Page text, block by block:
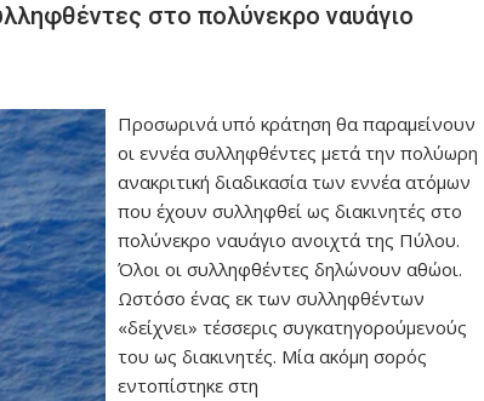
στο πολύνεκρο ναυάγιο
Προσωρινά υπό κράτηση θα παραμείνουν
οι εννέα συλληφθέντες μετά την πολύωρη
ανακριτική διαδικασία των εννέα ατόμων
που έχουν συλληφθεί ως διακινητές στο
πολύνεκρο ναυάγιο ανοιχτά της Πύλου.
Όλοι οι συλληφθέντες δηλώνουν αθώοι.
Ωστόσο ένας εκ των συλληφθέντων
«δείχνει» τέσσερις συγκατηγορούμενούς
του ως διακινητές. Μία ακόμη σορός
εντοπίστηκε στη